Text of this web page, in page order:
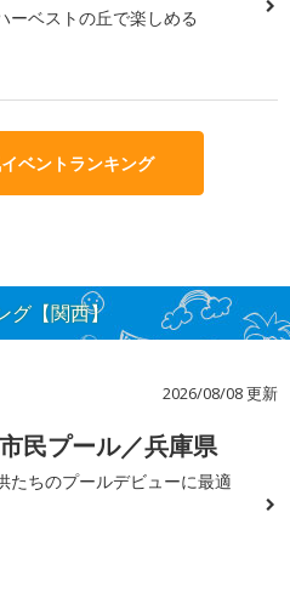
ーベストの丘で楽しめる
ベントランキング
グ【関西】
2026/08/08 更新
民プール／兵庫県
たちのプールデビューに最適